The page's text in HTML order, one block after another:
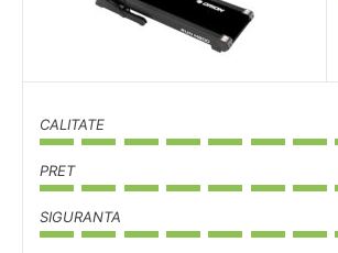
CALITATE
PRET
SIGURANTA